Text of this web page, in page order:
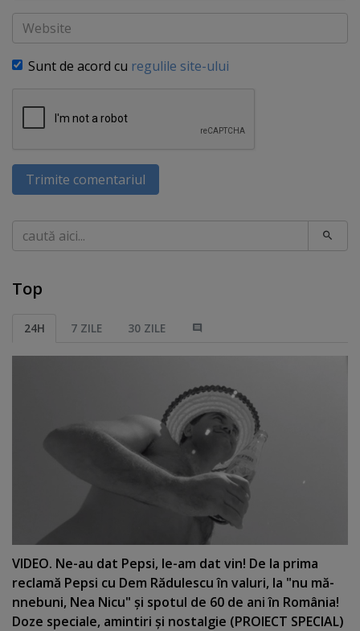
Website
Sunt de acord cu regulile site-ului
Trimite comentariul
Caută
Top
24H 7 ZILE 30 ZILE
VIDEO. Ne-au dat Pepsi, le-am dat vin! De la prima
reclamă Pepsi cu Dem Rădulescu în valuri, la "nu mă-
nnebuni, Nea Nicu" şi spotul de 60 de ani în România!
Doze speciale, amintiri şi nostalgie (PROIECT SPECIAL)